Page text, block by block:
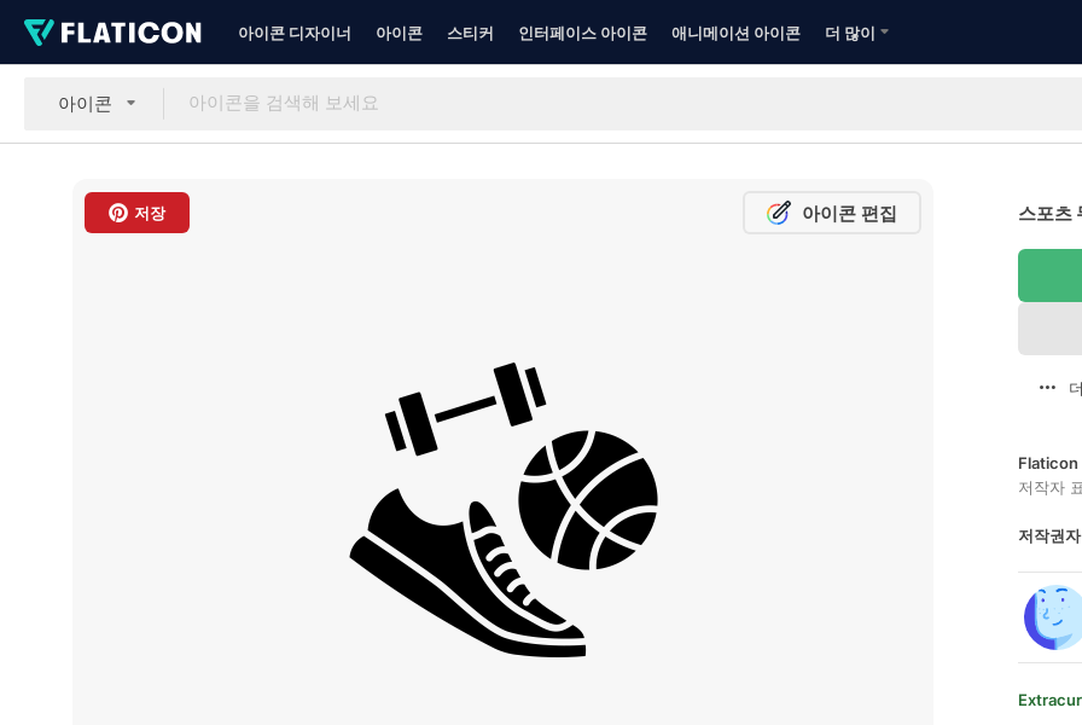
아이콘 디자이너 아이콘 스티커 인터페이스 아이콘 애니메이션 아이콘 더 많이
아이콘
저장 아이콘 편집 스포츠
Flaticon
저작자
저작권